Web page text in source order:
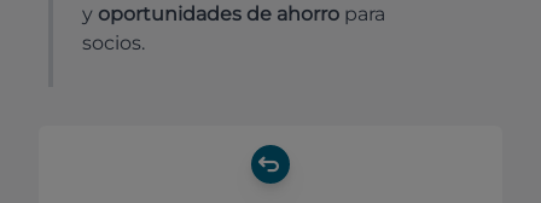
y oportunidades de ahorro para
socios.